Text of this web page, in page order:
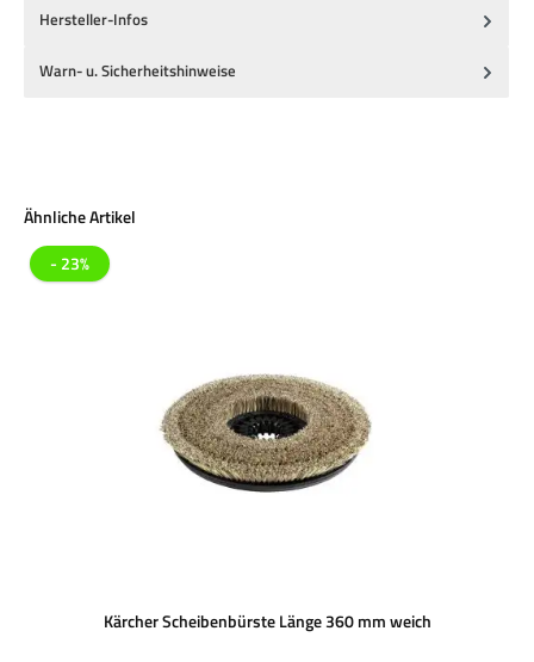
Hersteller-Infos
Warn- u. Sicherheitshinweise
Produktgalerie überspringen
Ähnliche Artikel
- 23%
Kärcher Scheibenbürste Länge 360 mm weich